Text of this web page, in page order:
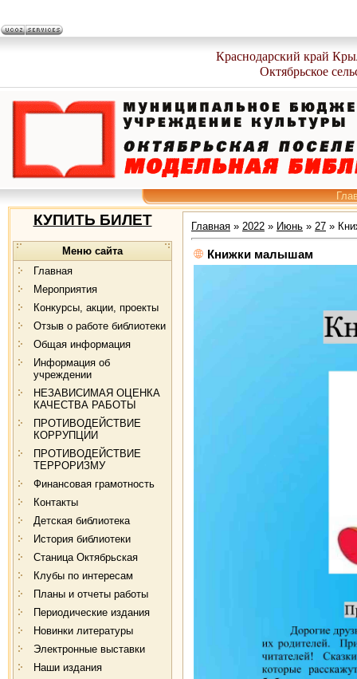
Краснодарский край
Октябрьское
КУПИТЬ БИЛЕТ
Меню сайта
Главная
Мероприятия
Конкурсы, акции, проекты
Отзыв о работе библиотеки
Общая информация
Информация об
учреждении
НЕЗАВИСИМАЯ ОЦЕНКА
КАЧЕСТВА РАБОТЫ
ПРОТИВОДЕЙСТВИЕ
КОРРУПЦИИ
ПРОТИВОДЕЙСТВИЕ
ТЕРРОРИЗМУ
Финансовая грамотность
Контакты
Детская библиотека
История библиотеки
Станица Октябрьская
Клубы по интересам
Планы и отчеты работы
Периодические издания
Новинки литературы
Электронные выставки
Наши издания
Главная » 2022 » Июнь » 27 »
Книжки малышам